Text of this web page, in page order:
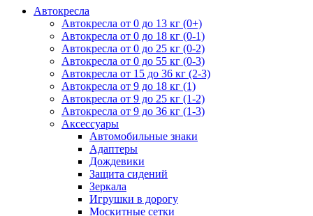
Автокресла
Автокресла от 0 до 13 кг (0+)
Автокресла от 0 до 18 кг (0-1)
Автокресла от 0 до 25 кг (0-2)
Автокресла от 0 до 55 кг (0-3)
Автокресла от 15 до 36 кг (2-3)
Автокресла от 9 до 18 кг (1)
Автокресла от 9 до 25 кг (1-2)
Автокресла от 9 до 36 кг (1-3)
Аксессуары
Автомобильные знаки
Адаптеры
Дождевики
Защита сидений
Зеркала
Игрушки в дорогу
Москитные сетки